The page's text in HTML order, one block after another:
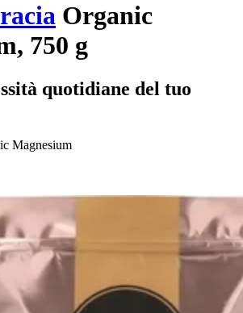
Organic
750 g
quotidiane del tuo
Magnesium